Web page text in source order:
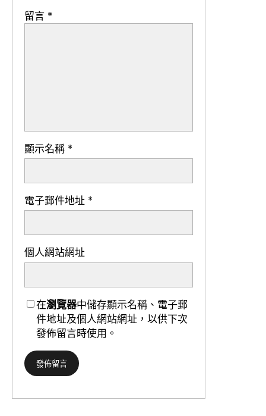
留言 *
顯示名稱 *
電子郵件地址 *
個人網站網址
在瀏覽器中儲存顯示名稱、電子郵
件地址及個人網站網址，以供下次
發佈留言時使用。